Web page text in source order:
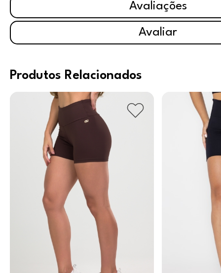
Avaliações
Avaliar
Produtos Relacionados